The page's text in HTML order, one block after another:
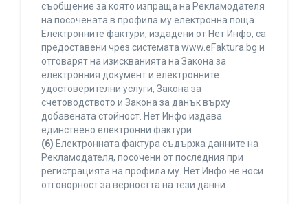
съобщение за която изпраща на Рекламодателя
на посочената в профила му електронна поща.
Електронните фактури, издадени от Нет Инфо, са
предоставени чрез системата www.eFaktura.bg и
отговарят на изискванията на Закона за
електронния документ и електронните
удостоверителни услуги, Закона за
счетоводството и Закона за данък върху
добавената стойност. Нет Инфо издава
единствено електронни фактури.
(6) Електронната фактура съдържа данните на
Рекламодателя, посочени от последния при
регистрацията на профила му. Нет Инфо не носи
отговорност за верността на тези данни.